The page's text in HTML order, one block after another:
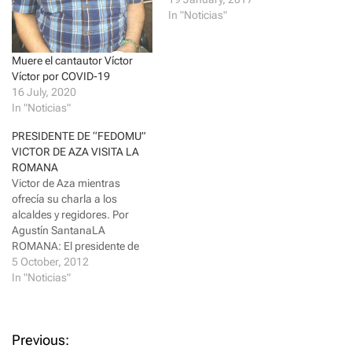
O
p
e
n
s
i
n
n
e
w
w
i
d
o
w
)
(
O
p
e
n
s
i
n
n
n
d
o
Muere el cantautor Víctor
Víctor por COVID-19
16 July, 2020
In "Noticias"
In "Noticias"
PRESIDENTE DE “FEDOMU”
VICTOR DE AZA VISITA LA
ROMANA
Victor de Aza mientras
ofrecía su charla a los
alcaldes y regidores. Por
Agustín SantanaLA
ROMANA: El presidente de
la Federación Dominicana de
Municipios
un encuentro con los
5 October, 2012
In "Noticias"
P
Previous: